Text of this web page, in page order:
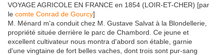
VOYAGE AGRICOLE EN FRANCE en 1854 (LOIR-ET-CHER) [par
le comte Conrad de Gourcy]
M. Ménard m'a conduit chez M. Gustave Salvat à la Blondellerie,
propriété située derrière le parc de Chambord. Ce jeune et
excellent cultivateur nous montra d'abord son étable, garnie
d'une vingtaine de fort belles vaches, dont trois sont pur-sang